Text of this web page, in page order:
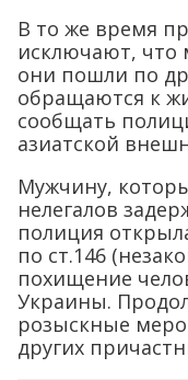
В то же время
исключают, что
они пошли по
обращаются к
сообщать
азиатской
Мужчину,
нелегалов
полиция
по ст.146
похищение
Украины.
розыскные
других